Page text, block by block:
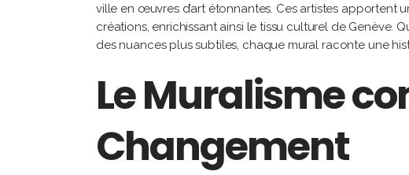
ville en œuvres d’art étonnantes. Ces artistes apportent
créations, enrichissant ainsi le tissu culturel de Genève.
des nuances plus subtiles, chaque mural raconte une
Le Muralisme
Changement